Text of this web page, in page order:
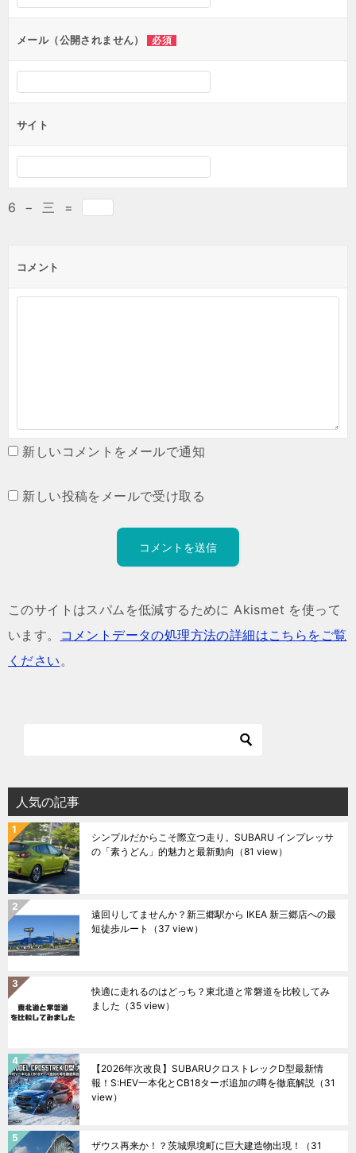
メール（公開されません） 必須
サイト
6 − 三 =
コメント
新しいコメントをメールで通知
新しい投稿をメールで受け取る
このサイトはスパムを低減するために Akismet を使って
います。
コメントデータの処理方法の詳細はこちらをご覧
ください。
人気の記事
シンプルだからこそ際立つ走り。SUBARU インプレッサ
の「素うどん」的魅力と最新動向 （81 view）
遠回りしてませんか？新三郷駅から IKEA 新三郷店への最
短徒歩ルート
（37 view）
快適に走れるのはどっち？東北道と常磐道を比較してみ
ました （35 view）
【2026年次改良】SUBARUクロストレックD型最新情
報！S:HEV一本化とCB18ターボ追加の噂を徹底解説 （31
view）
ザウス再来か！？茨城県境町に巨大建造物出現！
（31